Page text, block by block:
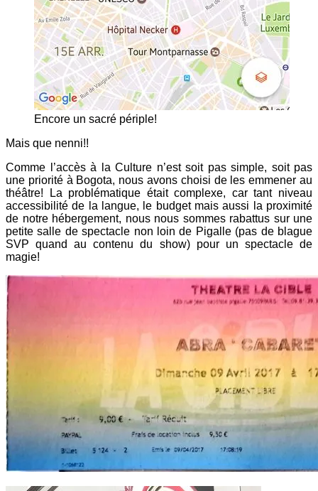
Encore un sacré périple!
Mais que nenni!!
Comme l’accès à la Culture n’est soit pas simple, soit pas
une priorité à Bogota, nous avons choisi de les emmener au
théâtre! La problématique était complexe, car tant niveau
accessibilité de la langue, le budget mais aussi la proximité
de notre hébergement, nous nous sommes rabattus sur une
petite salle de spectacle non loin de Pigalle (pas de blague
SVP quand au contenu du show) pour un spectacle de
magie!